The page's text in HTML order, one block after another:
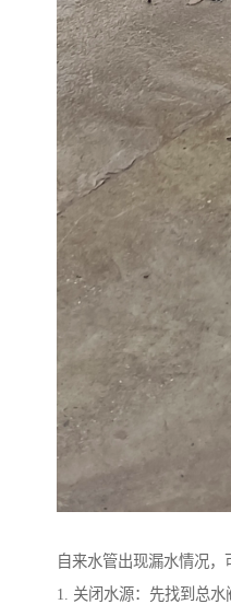
自来水管出现漏水情况，
1. 关闭水源：先找到总